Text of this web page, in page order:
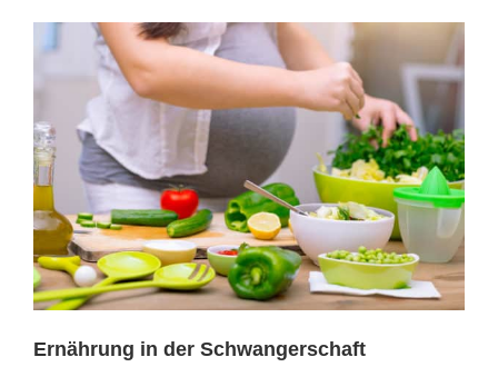
Ernährung in der Schwangerschaft